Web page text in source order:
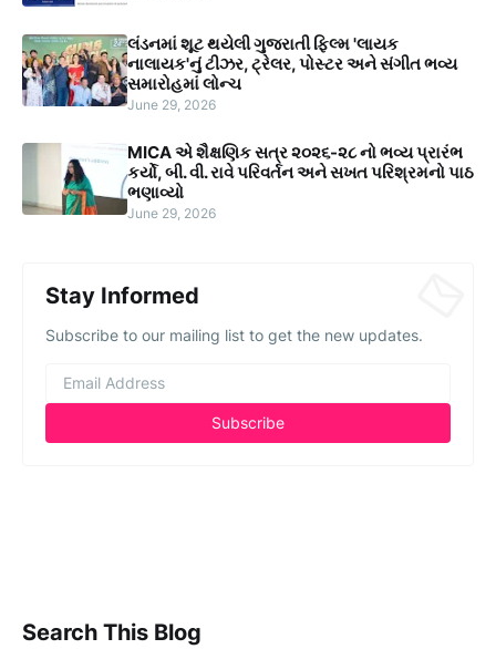
લંડનમાં શૂટ થયેલી ગુજરાતી ફિલ્મ 'લાયક
નાલાયક'નું ટીઝર, ટ્રેલર, પોસ્ટર અને સંગીત ભવ્ય
સમારોહમાં લોન્ચ
June 29, 2026
MICA એ શૈક્ષણિક સત્ર ૨૦૨૬-૨૮ નો ભવ્ય પ્રારંભ
કર્યો, બી. વી. રાવે પરિવર્તન અને સખત પરિશ્રમનો પાઠ
ભણાવ્યો
June 29, 2026
Stay Informed
Subscribe to our mailing list to get the new updates.
Search This Blog